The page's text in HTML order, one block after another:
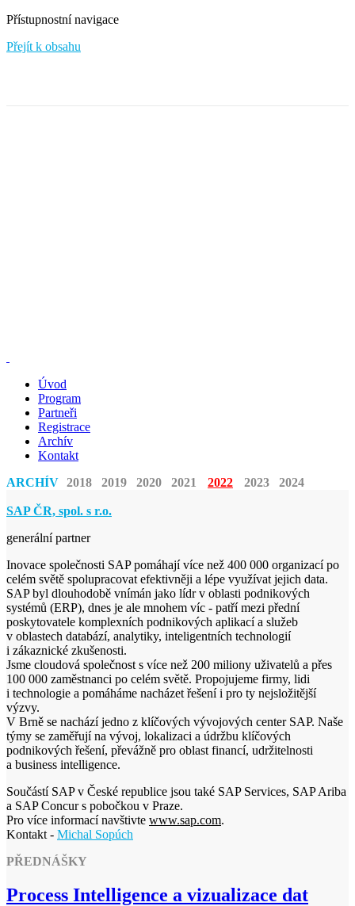
Přístupnostní navigace
Přejít k obsahu
Úvod
Program
Partneři
Registrace
Archív
Kontakt
ARCHÍV 2018 2019 2020 2021 2022 2023 2024
SAP ČR, spol. s r.o.
generální partner
Inovace společnosti SAP pomáhají více než 400 000 organizací po
celém světě spolupracovat efektivněji a lépe využívat jejich data.
SAP byl dlouhodobě vnímán jako lídr v oblasti podnikových
systémů (ERP), dnes je ale mnohem víc - patří mezi přední
poskytovatele komplexních podnikových aplikací a služeb
v oblastech databází, analytiky, inteligentních technologií
i zákaznické zkušenosti.
Jsme cloudová společnost s více než 200 miliony uživatelů a přes
100 000 zaměstnanci po celém světě. Propojujeme firmy, lidi
i technologie a pomáháme nacházet řešení i pro ty nejsložitější
výzvy.
V Brně se nachází jedno z klíčových vývojových center SAP. Naše
týmy se zaměřují na vývoj, lokalizaci a údržbu klíčových
podnikových řešení, převážně pro oblast financí, udržitelnosti
a business intelligence.
Součástí SAP v České republice jsou také SAP Services, SAP Ariba
a SAP Concur s pobočkou v Praze.
Pro více informací navštivte www.sap.com.
Kontakt - Michal Sopúch
PŘEDNÁŠKY
Process Intelligence a vizualizace dat